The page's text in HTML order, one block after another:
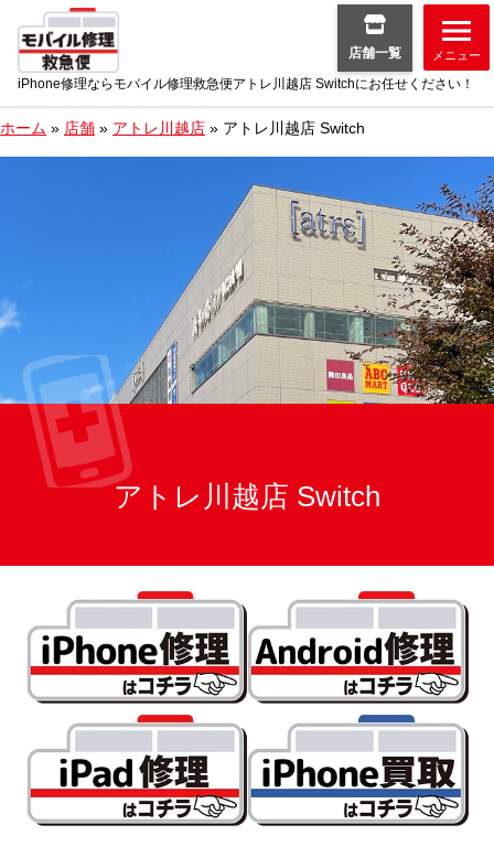
iPhone修理ならモバイル修理救急便アトレ川越店 Switchにお任せください！
店舗一覧 メニュー
ホーム » 店舗 » アトレ川越店 » アトレ川越店 Switch
アトレ川越店 Switch